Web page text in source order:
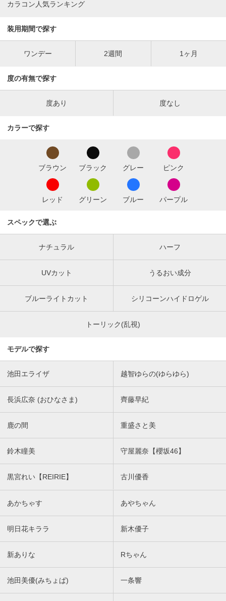
カラコン人気ランキング
装用期間で探す
ワンデー 2週間 1ヶ月
度の有無で探す
度あり 度なし
カラーで探す
ブラウン ブラック グレー ピンク
レッド グリーン ブルー パープル
スペックで選ぶ
ナチュラル ハーフ
UVカット うるおい成分
ブルーライトカット シリコーンハイドロゲル
トーリック(乱視)
モデルで探す
池田エライザ 越智ゆらの(ゆらゆら)
長浜広奈 (おひなさま) 齊藤早紀
鹿の間 重盛さと美
鈴木瞳美 守屋麗奈【櫻坂46】
黒宮れい【REIRIE】 古川優香
あかちゃす あやちゃん
明日花キララ 新木優子
新ありな Rちゃん
池田美優(みちょぱ) 一条響